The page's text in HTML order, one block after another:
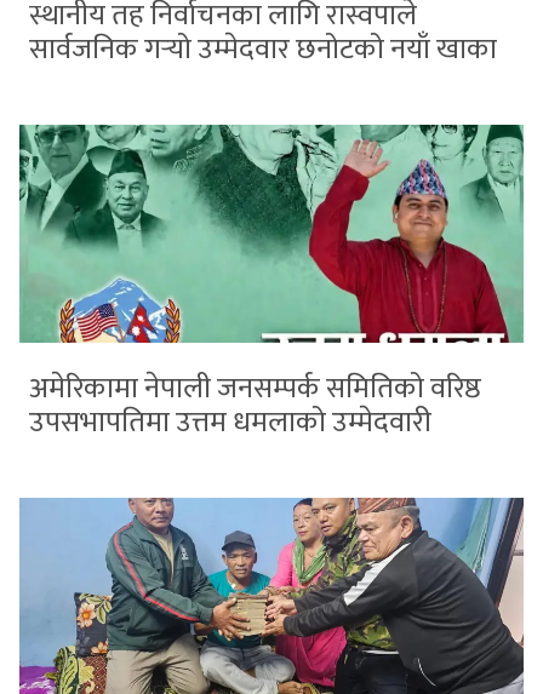
स्थानीय तह निर्वाचनका लागि रास्वपाले
सार्वजनिक गर्‍यो उम्मेदवार छनोटको नयाँ खाका
अमेरिकामा नेपाली जनसम्पर्क समितिको वरिष्ठ
उपसभापतिमा उत्तम धमलाको उम्मेदवारी